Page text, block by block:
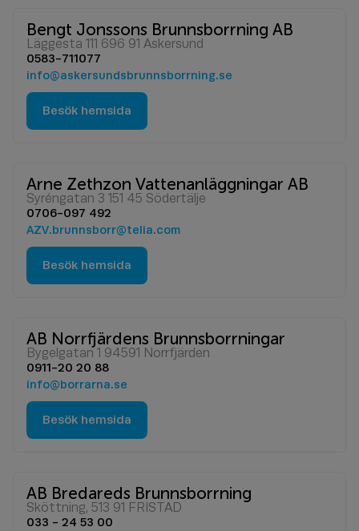
Bengt Jonssons Brunnsborrning AB
Läggesta 111 696 91 Askersund
0583-711077
info@askersundsbrunnsborrning.se
Besök hemsida
Arne Zethzon Vattenanläggningar AB
Syréngatan 3 151 45 Södertälje
0706-097 492
AZV.brunnsborr@telia.com
Besök hemsida
AB Norrfjärdens Brunnsborrningar
Bygelgatan 1 94591 Norrfjärden
0911-20 20 88
info@borrarna.se
Besök hemsida
AB Bredareds Brunnsborrning
Sköttning, 513 91 FRISTAD
033 - 24 53 00